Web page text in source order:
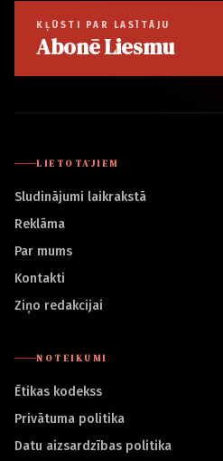
KĻŪSTI PAR LASĪTĀJU
Abonē Liesmu
LIETOTĀJIEM
Sludinājumi laikrakstā
Reklāma
Par mums
Kontakti
Ziņo redakcijai
NOTEIKUMI
Ētikas kodekss
Privātuma politika
Datu aizsardzības politika